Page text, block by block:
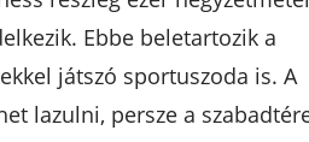
Ebbe beletartozik a
játszó sportuszoda is. A
lazulni, persze a